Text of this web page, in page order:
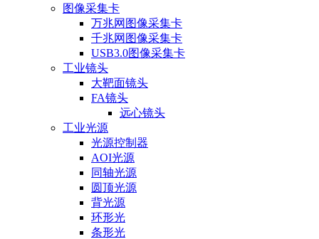
图像采集卡
万兆网图像采集卡
千兆网图像采集卡
USB3.0图像采集卡
工业镜头
大靶面镜头
FA镜头
远心镜头
工业光源
光源控制器
AOI光源
同轴光源
圆顶光源
背光源
环形光
条形光